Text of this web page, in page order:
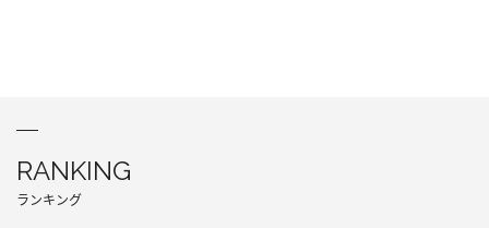
RANKING
ランキング